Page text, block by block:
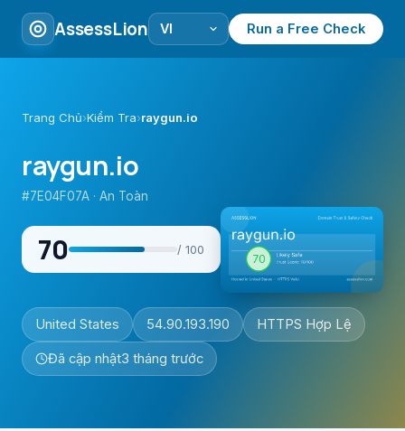
AssessLion Run a Free Check
Trang Chủ›Kiểm Tra›raygun.io
raygun.io
#7E04F07A · An Toàn
70 / 100
United States 54.90.193.190 HTTPS Hợp Lệ
Đã cập nhật3 tháng trước